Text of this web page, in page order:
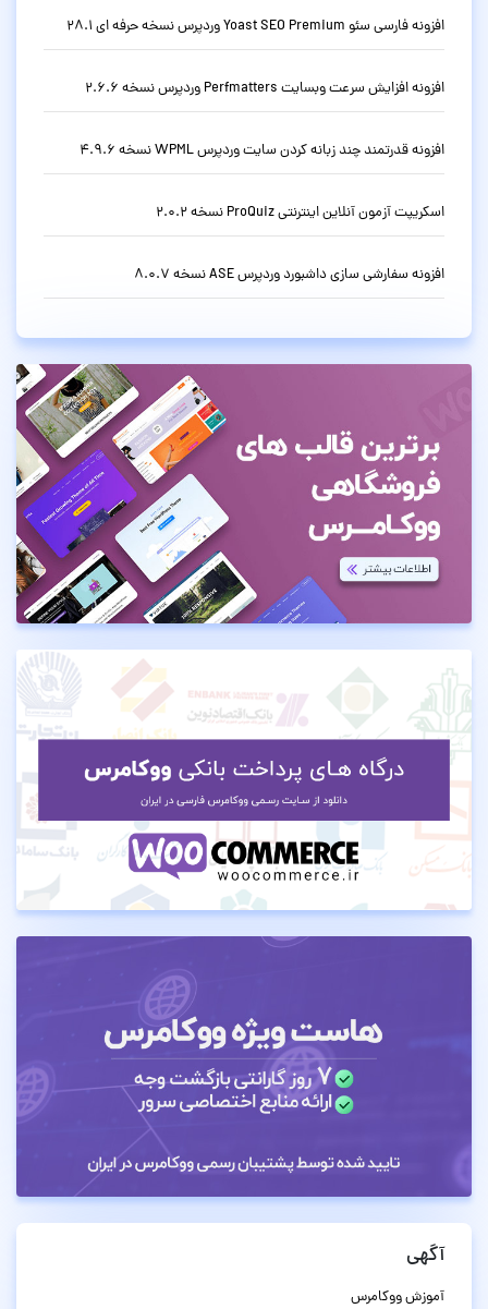
افزونه فارسی سئو Yoast SEO Premium وردپرس نسخه حرفه ای 28.1
افزونه افزایش سرعت وبسایت Perfmatters وردپرس نسخه 2.6.6
افزونه قدرتمند چند زبانه کردن سایت وردپرس WPML نسخه 4.9.6
اسکریپت آزمون آنلاین اینترنتی ProQuiz نسخه 2.0.2
افزونه سفارشی سازی داشبورد وردپرس ASE نسخه 8.0.7
آگهی
آموزش ووکامرس